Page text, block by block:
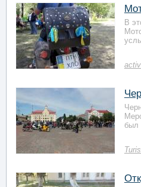
В
был